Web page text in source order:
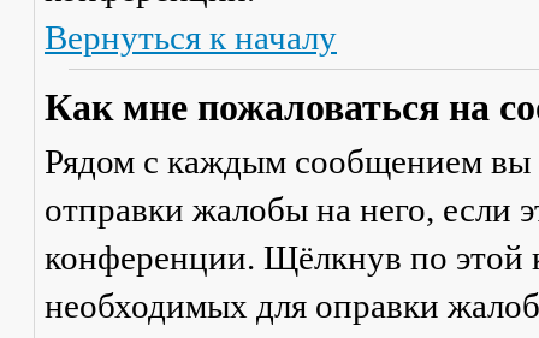
Вернуться к началу
Как мне пожаловаться на
Рядом с каждым сообщением вы
отправки жалобы на него, если
конференции. Щёлкнув по этой
необходимых для оправки